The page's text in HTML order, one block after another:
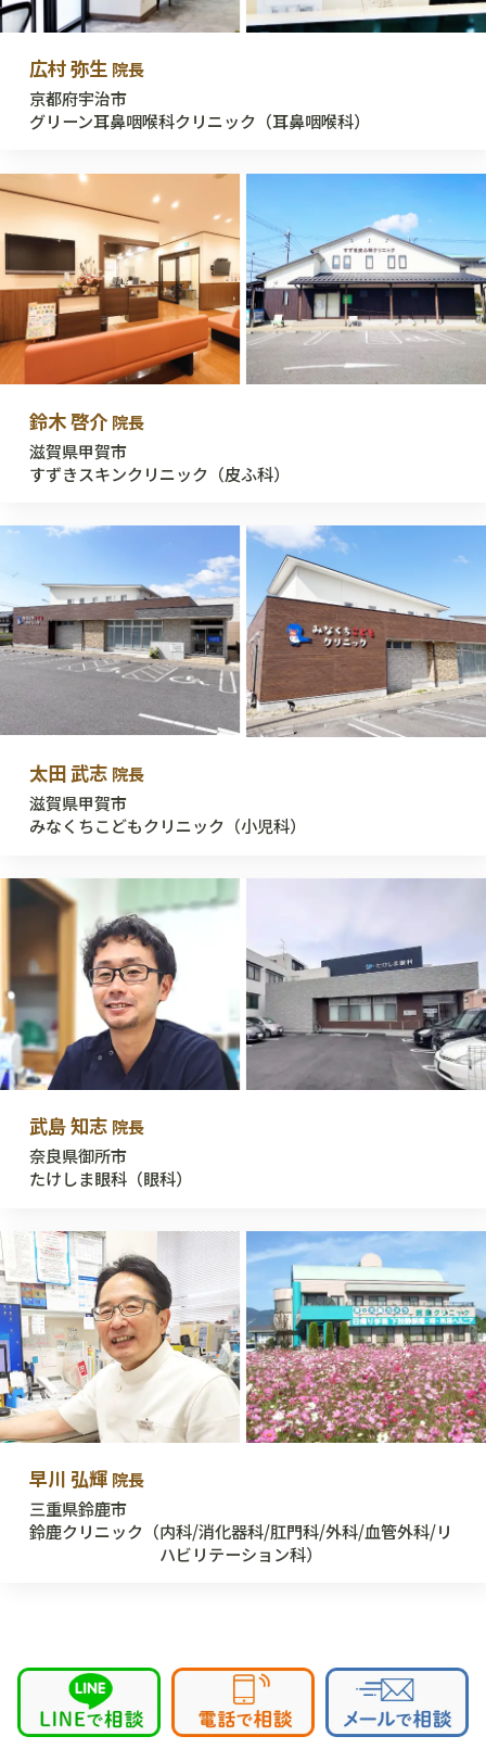
広村 弥生 院長
京都府宇治市
グリーン耳鼻咽喉科クリニック（耳鼻咽喉科）
鈴木 啓介 院長
滋賀県甲賀市
すずきスキンクリニック（皮ふ科）
太田 武志 院長
滋賀県甲賀市
みなくちこどもクリニック（小児科）
武島 知志 院長
奈良県御所市
たけしま眼科（眼科）
早川 弘輝 院長
三重県鈴鹿市
鈴鹿クリニック （内科/消化器科/肛門科/外科/血管外科/リ
ハビリテーション科）